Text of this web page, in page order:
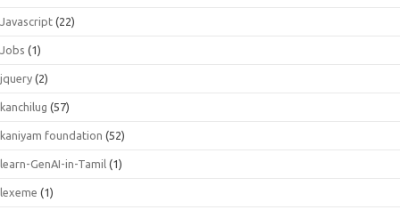
Javascript (22)
Jobs (1)
jquery (2)
kanchilug (57)
kaniyam foundation (52)
learn-GenAI-in-Tamil (1)
lexeme (1)